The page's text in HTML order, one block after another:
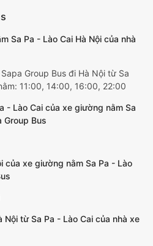
Sa Pa - Lào Cai Hà Nội của nhà
Group Bus đi Hà Nội từ Sa
11:00, 14:00, 16:00, 22:00
- Lào Cai của xe giường nằm Sa
Group Bus
của xe giường nằm Sa Pa - Lào
từ Sa Pa - Lào Cai của nhà xe